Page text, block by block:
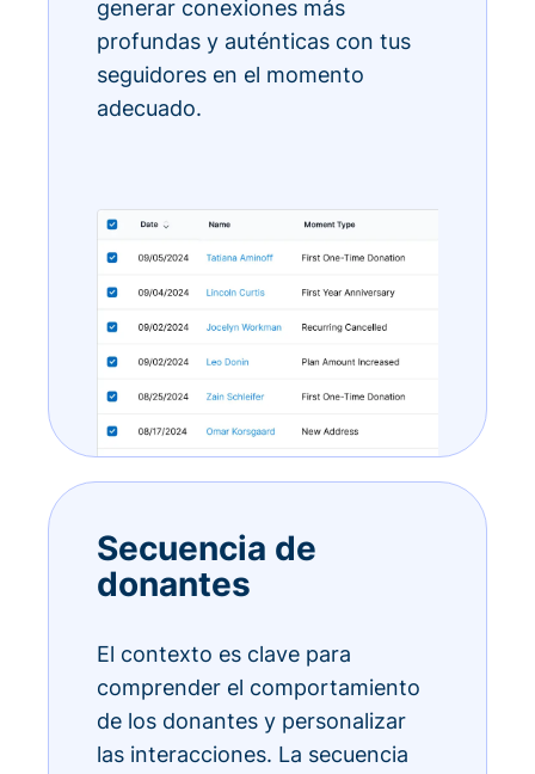
generar conexiones más
profundas y auténticas con tus
seguidores en el momento
adecuado.
Secuencia de
donantes
El contexto es clave para
comprender el comportamiento
de los donantes y personalizar
las interacciones. La secuencia